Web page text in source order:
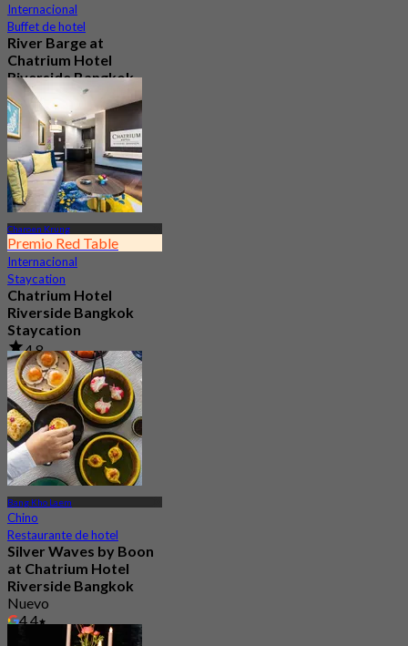
Internacional
Buffet de hotel
River Barge at
Chatrium Hotel
Riverside Bangkok
4.6
7.6K Reservado
Desde฿ 990
Charoen Krung
Premio Red Table
Internacional
Staycation
Chatrium Hotel
Riverside Bangkok
Staycation
4.8
23.2K Reservado
Desde฿ 2,999.75
Bang Kho Laem
Chino
Restaurante de hotel
Silver Waves by Boon
at Chatrium Hotel
Riverside Bangkok
Nuevo
4.4
฿ 516.66